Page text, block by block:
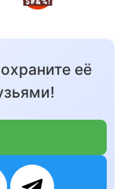
её